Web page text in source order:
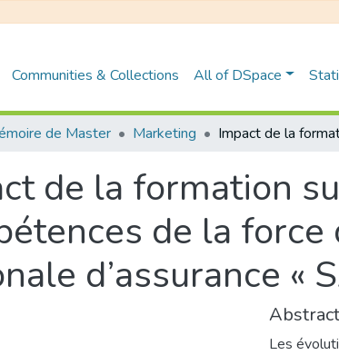
Communities & Collections All of DSpace
de Master Marketing
de la formation
de la force
d’assurance «
Abstract
Les